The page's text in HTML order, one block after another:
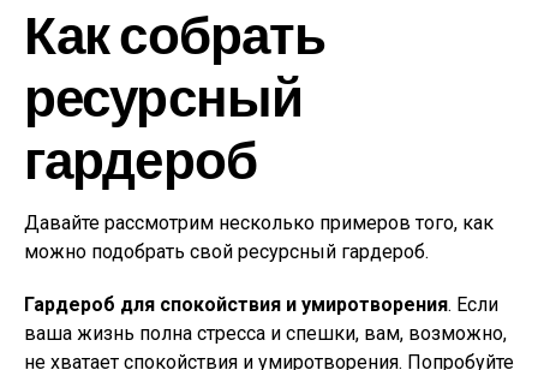
Как собрать
ресурсный
гардероб
Давайте рассмотрим несколько примеров того, как
можно подобрать свой ресурсный гардероб.
Гардероб для спокойствия и умиротворения. Если
ваша жизнь полна стресса и спешки, вам, возможно,
не хватает спокойствия и умиротворения. Попробуйте